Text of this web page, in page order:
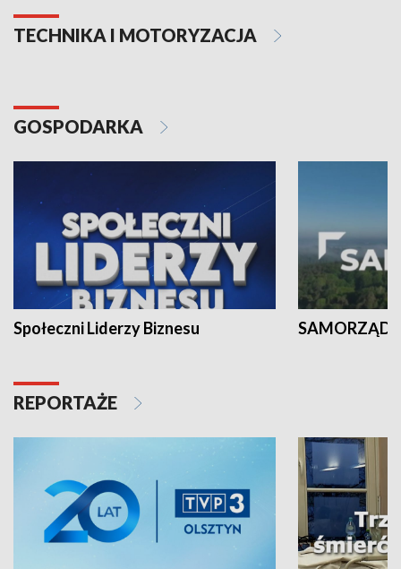
TECHNIKA I MOTORYZACJA
GOSPODARKA
Społeczni Liderzy Biznesu SAMORZĄD
REPORTAŻE